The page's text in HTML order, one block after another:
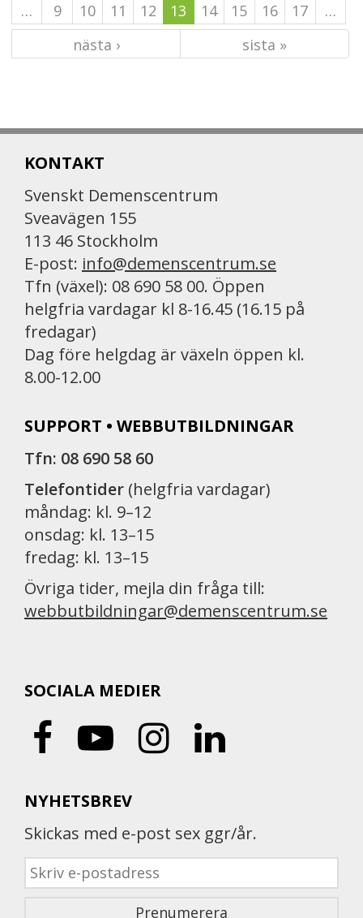
…
9 10 11 12 13 14 15 16 17
…
nästa ›
sista »
KONTAKT
Svenskt Demenscentrum
Sveavägen 155
113 46 Stockholm
E-post: info@demenscentrum.se
Tfn (växel): 08 690 58 00. Öppen
helgfria vardagar kl 8-16.45 (16.15 på
fredagar)
Dag före helgdag är växeln öppen kl.
8.00-12.00
SUPPORT • WEBBUTBILDNINGAR
Tfn: 08 690 58 60
Telefontider (helgfria vardagar)
måndag: kl. 9–12
onsdag: kl. 13–15
fredag: kl. 13–15
Övriga tider, mejla din fråga till:
webbutbildningar@demenscentrum.se
SOCIALA MEDIER
NYHETSBREV
Skickas med e-post sex ggr/år.